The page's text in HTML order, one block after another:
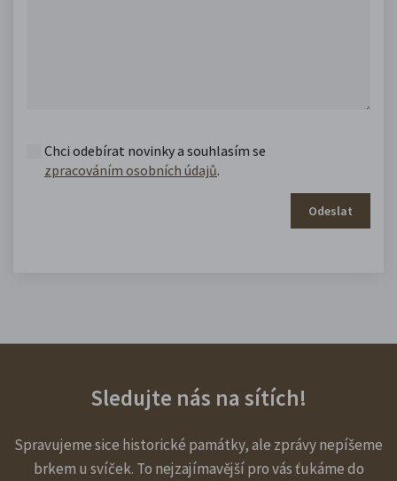
Chci odebírat novinky a souhlasím se
zpracováním osobních údajů.
Odeslat
Sledujte nás na sítích!
Spravujeme sice historické památky, ale zprávy nepíšeme
brkem u svíček. To nejzajímavější pro vás ťukáme do